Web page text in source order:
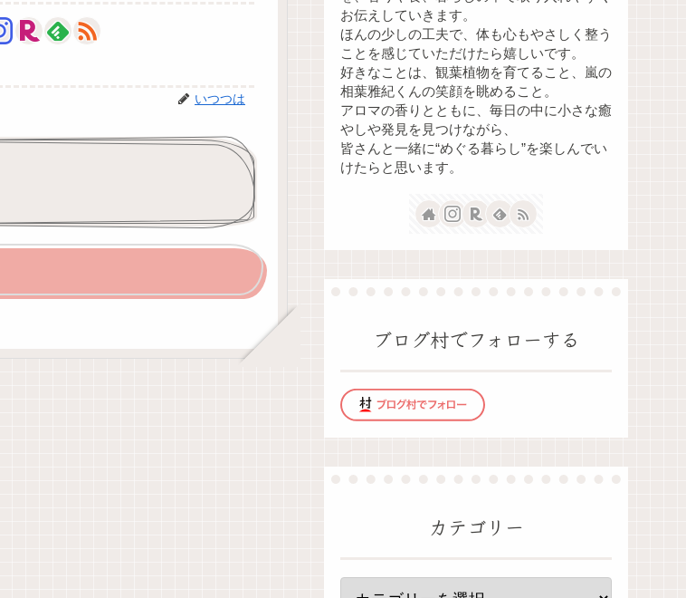
いつつは
お伝えしていきます。
ほんの少しの工夫で、体も心もやさしく整う
ことを感じていただけたら嬉しいです。
好きなことは、観葉植物を育てること、嵐の
相葉雅紀くんの笑顔を眺めること。
アロマの香りとともに、毎日の中に小さな癒
やしや発見を見つけながら、
皆さんと一緒に“めぐる暮らし”を楽しんでい
けたらと思います。
ブログ村でフォローする
カテゴリー